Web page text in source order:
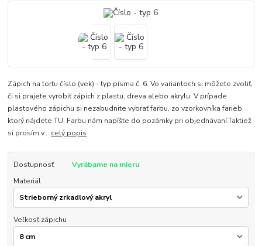
Zápich na tortu číslo (vek) - typ písma č. 6. Vo variantoch si môžete zvoliť,
či si prajete vyrobiť zápich z plastu, dreva alebo akrylu. V prípade
plastového zápichu si nezabudnite vybrať farbu, zo vzorkovníka farieb,
ktorý nájdete TU. Farbu nám napíšte do pozámky pri objednávaní.Taktiež
si prosím v... celý popis
Dostupnosť
Vyrábame na mieru
Materiál
Veľkosť zápichu